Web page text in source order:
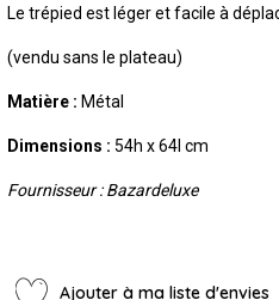
Le trépied est léger et facile à
(vendu sans le plateau)
Matière : Métal
Dimensions : 54h x 64l cm
Fournisseur : Bazardeluxe
Ajouter à ma liste d'envies